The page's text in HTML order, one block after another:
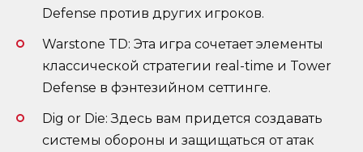
Defense против других игроков.
Warstone TD: Эта игра сочетает элементы
классической стратегии real-time и Tower
Defense в фэнтезийном сеттинге.
Dig or Die: Здесь вам придется создавать
системы обороны и защищаться от атак